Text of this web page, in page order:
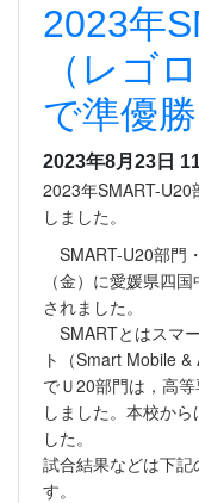
2023年
（レゴ
で準優
2023年8月23日
2023年SMART-U20
しました。
SMART-U20部門
（金）に愛媛県四
されました。
SMARTとはスマ
ト（Smart Mobile
でＵ20部門は，高
しました。本校か
した。
試合結果などは下
す。